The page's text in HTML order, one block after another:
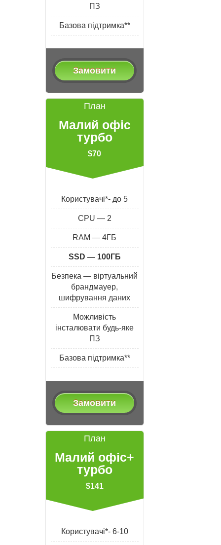
ПЗ
Базова підтримка**
Замовити
План
Малий офіс
турбо
$70
Користувачі*- до 5
CPU — 2
RAM — 4ГБ
SSD — 100ГБ
Безпека — віртуальний
брандмауер,
шифрування даних
Можливість
інсталювати будь-яке
ПЗ
Базова підтримка**
Замовити
План
Малий офіс+
турбо
$141
Користувачі*- 6-10